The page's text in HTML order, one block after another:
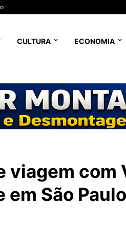
CULTURA ECONOMIA
viagem com
em São